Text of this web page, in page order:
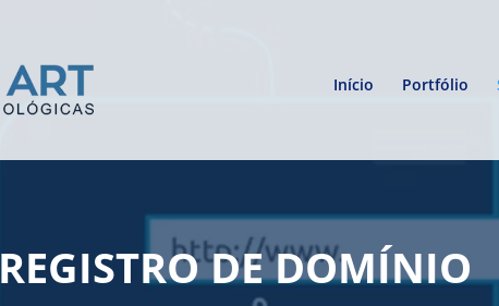
Início Portfólio
REGISTRO DE DOMÍNIO